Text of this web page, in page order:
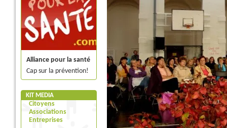
Alliance pour la santé
Cap sur la prévention!
KIT MEDIA
Citoyens
Associations
Entreprises